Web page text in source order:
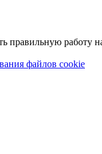
работу
файлов cookie